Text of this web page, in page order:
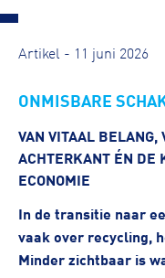
Artikel - 11 juni 2026
ONMISBARE
VAN VITAAL BELANG,
ACHTERKANT ÉN DE
ECONOMIE
In de transitie naar
vaak over recycling,
Minder zichtbaar is